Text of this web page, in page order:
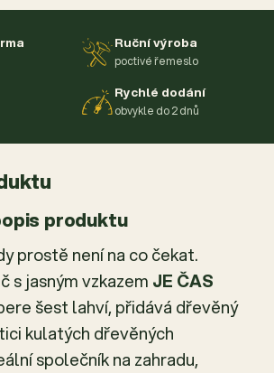
Ruční výroba
poctivé řemeslo
Rychlé dodání
obvykle do 2 dnů
produktu
prostě není na co čekat.
s jasným vzkazem JE ČAS
šest lahví, přidává dřevěný
kulatých dřevěných
společník na zahradu,